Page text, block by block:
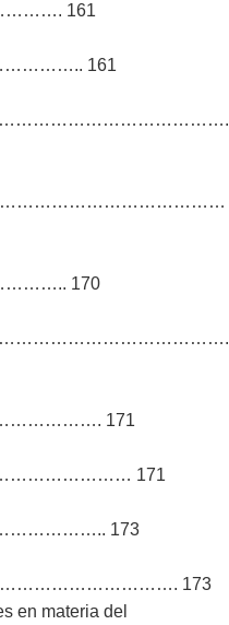
161
161
170
171
171
173
173
en materia del